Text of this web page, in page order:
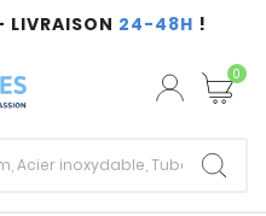
LIVRAISON 24-48H !
0